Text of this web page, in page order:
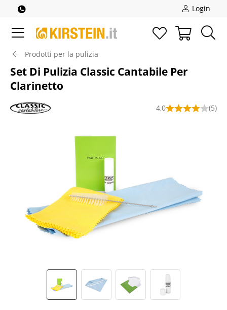
Login
Prodotti per la pulizia
Set Di Pulizia Classic Cantabile Per
Clarinetto
4,0 (5)